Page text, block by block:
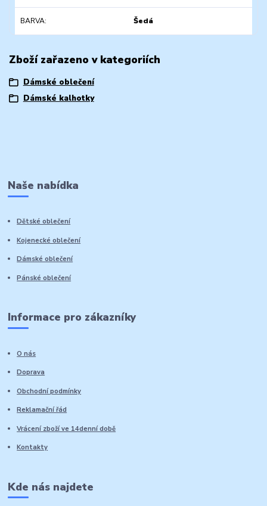
BARVA Šedá
Zboží zařazeno v kategoriích
Dámské oblečení
Dámské kalhotky
Naše nabídka
Dětské oblečení
Kojenecké oblečení
Dámské oblečení
Pánské oblečení
Informace pro zákazníky
O nás
Doprava
Obchodní podmínky
Reklamační řád
Vrácení zboží ve 14denní době
Kontakty
Kde nás najdete